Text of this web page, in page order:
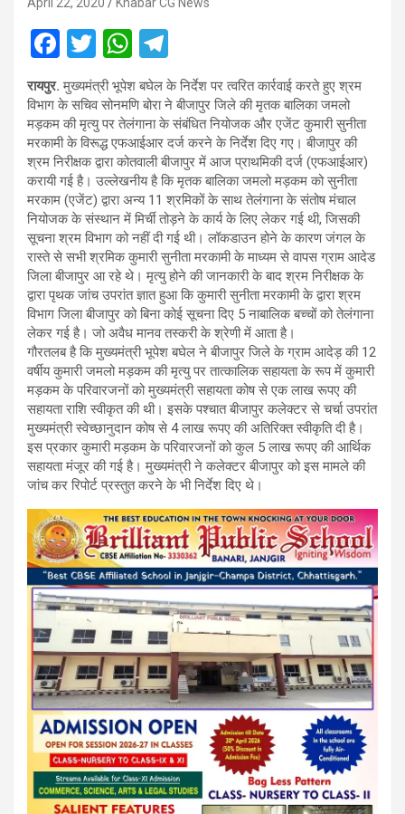
F
a
ce
b
o
o
k
T
wi
tt
er
W
h
at
s
A
p
p
el
e
gr
a
m
रायपुर. मुख्यमंत्री भूपेश बघेल के निर्देश पर त्वरित कार्रवाई करते हुए श्रम
विभाग के सचिव सोनमणि बोरा ने बीजापुर जिले की मृतक बालिका जमलो
मड़कम की मृत्यु पर तेलंगाना के संबंधित नियोजक और एजेंट कुमारी सुनीता
मरकामी के विरूद्ध एफआईआर दर्ज करने के निर्देश दिए गए। बीजापुर की
श्रम निरीक्षक द्वारा कोतवाली बीजापुर में आज प्राथमिकी दर्ज (एफआईआर)
करायी गई है। उल्लेखनीय है कि मृतक बालिका जमलो मड़कम को सुनीता
मरकाम (एजेंट) द्वारा अन्य 11 श्रमिकों के साथ तेलंगाना के संतोष मंचाल
नियोजक के संस्थान में मिर्ची तोड़ने के कार्य के लिए लेकर गई थी, जिसकी
सूचना श्रम विभाग को नहीं दी गई थी। लॉकडाउन होने के कारण जंगल के
रास्ते से सभी श्रमिक कुमारी सुनीता मरकामी के माध्यम से वापस ग्राम आदेड
जिला बीजापुर आ रहे थे। मृत्यु होने की जानकारी के बाद श्रम निरीक्षक के
द्वारा पृथक जांच उपरांत ज्ञात हुआ कि कुमारी सुनीता मरकामी के द्वारा श्रम
विभाग जिला बीजापुर को बिना कोई सूचना दिए 5 नाबालिक बच्चों को तेलंगाना
लेकर गई है। जो अवैध मानव तस्करी के श्रेणी में आता है।
गौरतलब है कि मुख्यमंत्री भूपेश बघेल ने बीजापुर जिले के ग्राम आदेड़ की 12
वर्षीय कुमारी जमलो मड़कम की मृत्यु पर तात्कालिक सहायता के रूप में कुमारी
मड़कम के परिवारजनों को मुख्यमंत्री सहायता कोष से एक लाख रूपए की
सहायता राशि स्वीकृत की थी। इसके पश्चात बीजापुर कलेक्टर से चर्चा उपरांत
मुख्यमंत्री स्वेच्छानुदान कोष से 4 लाख रूपए की अतिरिक्त स्वीकृति दी है।
इस प्रकार कुमारी मड़कम के परिवारजनों को कुल 5 लाख रूपए की आर्थिक
सहायता मंजूर की गई है। मुख्यमंत्री ने कलेक्टर बीजापुर को इस मामले की
जांच कर रिपोर्ट प्रस्तुत करने के भी निर्देश दिए थे।